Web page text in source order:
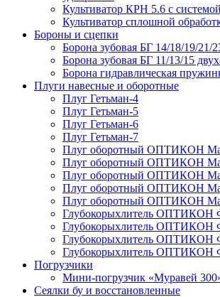
Культиватор КРН 5.6 с
Культиватор сплошной
Бороны и сцепки
Борона зубовая БГ 14/18/19/21/
Борона зубовая БГ 11/13/15
Борона гидравлическая
Плуги навесные и оборотные
Плуг Гетьман-4
Плуг Гетьман-5
Плуг Гетьман-6
Плуг Гетьман-7
Плуг оборотный ОПТИКОН
Плуг оборотный ОПТИКОН
Плуг оборотный ОПТИКОН
Плуг оборотный ОПТИКОН
Плуг оборотный ОПТИКОН
Глубокорыхлитель ОПТИКОН
Глубокорыхлитель ОПТИКОН
Глубокорыхлитель ОПТИКОН
Глубокорыхлитель ОПТИКОН
Погрузчики
Мини-погрузчик «Муравей
Сеялки бу и восстановленные